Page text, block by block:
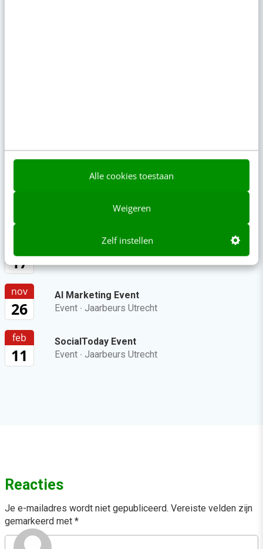
Alle cookies toestaan
Weigeren
Zelf instellen
sep
Canva met AI
Training
Laatste plekken
17
nov
26
AI Marketing Event
Event · Jaarbeurs Utrecht
feb
11
SocialToday Event
Event · Jaarbeurs Utrecht
Reacties
Je e-mailadres wordt niet gepubliceerd. Vereiste velden zijn
gemarkeerd met *